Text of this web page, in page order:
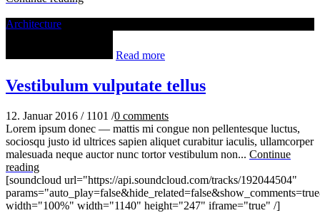
Architecture
Read more
Vestibulum vulputate tellus
12. Januar 2016 / 1101 /0 comments
Lorem ipsum donec — mattis mi congue non pellentesque luctus,
sociosqu justo id ultrices sapien aliquet curabitur iaculis, ullamcorper
malesuada neque auctor nunc tortor vestibulum non... Continue
reading
[soundcloud url="https://api.soundcloud.com/tracks/192044504"
width="100%" width="1140" height="247" iframe="true" /]